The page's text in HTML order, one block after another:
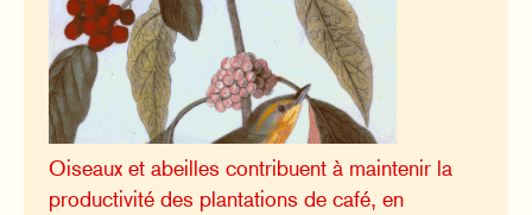
Oiseaux et abeilles contribuent à maintenir la
productivité des plantations de café, en